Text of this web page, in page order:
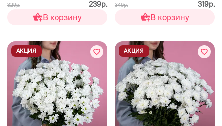
329р. 239р.
В корзину
349р. 319р.
В корзину
АКЦИЯ АКЦИЯ